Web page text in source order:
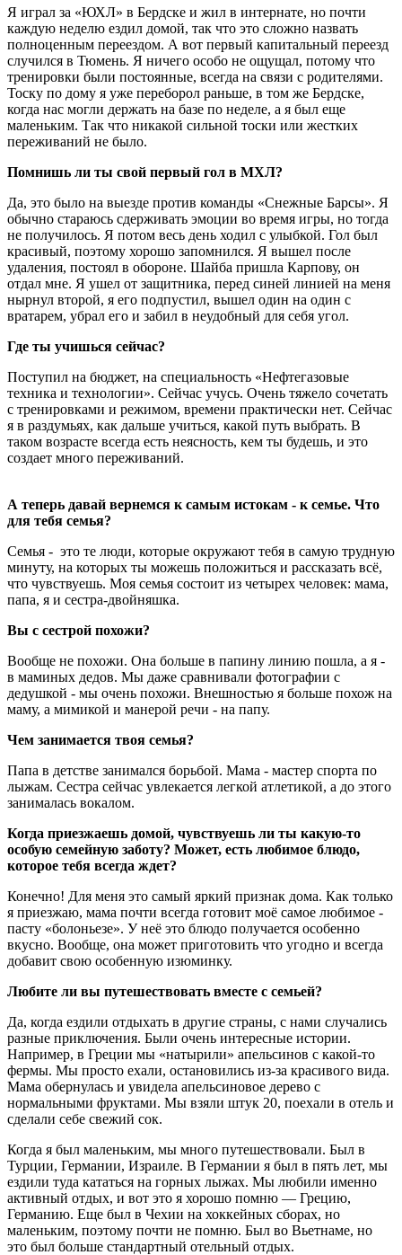
Я играл за «ЮХЛ» в Бердске и жил в интернате, но почти
каждую неделю ездил домой, так что это сложно назвать
полноценным переездом. А вот первый капитальный переезд
случился в Тюмень. Я ничего особо не ощущал, потому что
тренировки были постоянные, всегда на связи с родителями.
Тоску по дому я уже переборол раньше, в том же Бердске,
когда нас могли держать на базе по неделе, а я был еще
маленьким. Так что никакой сильной тоски или жестких
переживаний не было.
Помнишь ли ты свой первый гол в МХЛ?
Да, это было на выезде против команды «Снежные Барсы». Я
обычно стараюсь сдерживать эмоции во время игры, но тогда
не получилось. Я потом весь день ходил с улыбкой. Гол был
красивый, поэтому хорошо запомнился. Я вышел после
удаления, постоял в обороне. Шайба пришла Карпову, он
отдал мне. Я ушел от защитника, перед синей линией на меня
нырнул второй, я его подпустил, вышел один на один с
вратарем, убрал его и забил в неудобный для себя угол.
Где ты учишься сейчас?
Поступил на бюджет, на специальность «Нефтегазовые
техника и технологии». Сейчас учусь. Очень тяжело сочетать
с тренировками и режимом, времени практически нет. Сейчас
я в раздумьях, как дальше учиться, какой путь выбрать. В
таком возрасте всегда есть неясность, кем ты будешь, и это
создает много переживаний.
А теперь давай вернемся к самым истокам - к семье. Что
для тебя семья?
Семья - это те люди, которые окружают тебя в самую трудную
минуту, на которых ты можешь положиться и рассказать всё,
что чувствуешь. Моя семья состоит из четырех человек: мама,
папа, я и сестра-двойняшка.
Вы с сестрой похожи?
Вообще не похожи. Она больше в папину линию пошла, а я -
в маминых дедов. Мы даже сравнивали фотографии с
дедушкой - мы очень похожи. Внешностью я больше похож на
маму, а мимикой и манерой речи - на папу.
Чем занимается твоя семья?
Папа в детстве занимался борьбой. Мама - мастер спорта по
лыжам. Сестра сейчас увлекается легкой атлетикой, а до этого
занималась вокалом.
Когда приезжаешь домой, чувствуешь ли ты какую-то
особую семейную заботу? Может, есть любимое блюдо,
которое тебя всегда ждет?
Конечно! Для меня это самый яркий признак дома. Как только
я приезжаю, мама почти всегда готовит моё самое любимое -
пасту «болоньезе». У неё это блюдо получается особенно
вкусно. Вообще, она может приготовить что угодно и всегда
добавит свою особенную изюминку.
Любите ли вы путешествовать вместе с семьей?
Да, когда ездили отдыхать в другие страны, с нами случались
разные приключения. Были очень интересные истории.
Например, в Греции мы «натырили» апельсинов с какой-то
фермы. Мы просто ехали, остановились из-за красивого вида.
Мама обернулась и увидела апельсиновое дерево с
нормальными фруктами. Мы взяли штук 20, поехали в отель и
сделали себе свежий сок.
Когда я был маленьким, мы много путешествовали. Был в
Турции, Германии, Израиле. В Германии я был в пять лет, мы
ездили туда кататься на горных лыжах. Мы любили именно
активный отдых, и вот это я хорошо помню — Грецию,
Германию. Еще был в Чехии на хоккейных сборах, но
маленьким, поэтому почти не помню. Был во Вьетнаме, но
это был больше стандартный отельный отдых.